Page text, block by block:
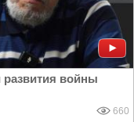
развития войны
660